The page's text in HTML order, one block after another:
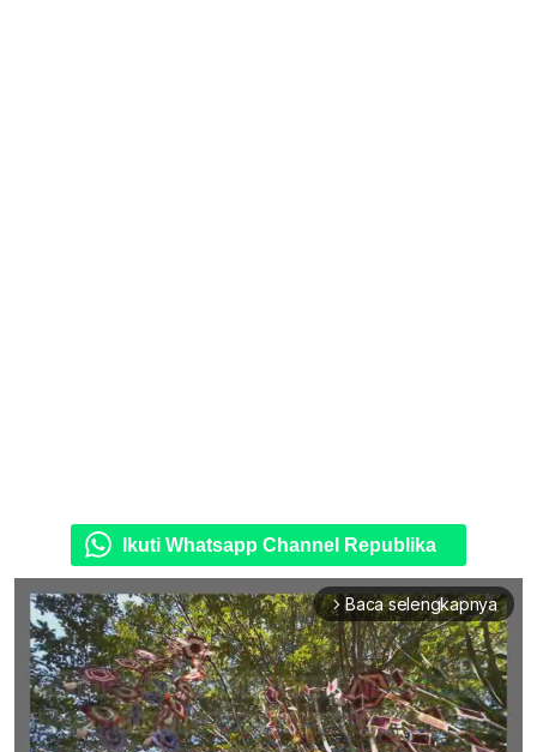
Ikuti Whatsapp Channel Republika
arrow_forward_ios Baca selengkapnya